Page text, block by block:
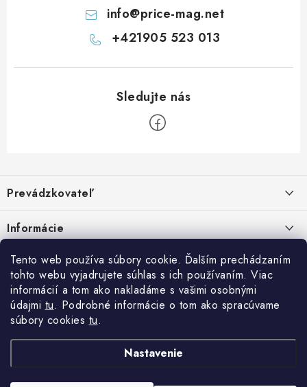
Tento web používa súbory cookie. Ďalším prechádzaním
tohto webu vyjadrujete súhlas s ich používaním. Viac
informácií a tom ako nakladáme s vašimi osobnými
údajmi tu. Podrobné informácie o tom ako spracúvame
súbory cookies tu.
Nastavenie
info@price-mag.net
+421905 523 013
p
ä
t
Prevádzkovateľ
Malinová 49
IČO: 34670602
DIČ: 1020448297
IČ DPH: SK1020448297
Informácie
Kontakty
Doprava a platba
Obchodné podmienky
Facebook